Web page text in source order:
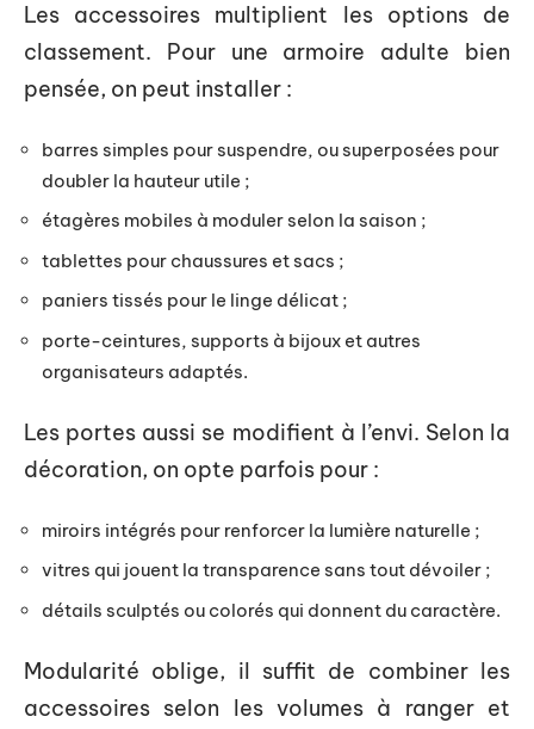
Les accessoires multiplient les options de
classement. Pour une armoire adulte bien
pensée, on peut installer :
barres simples pour suspendre, ou superposées pour
doubler la hauteur utile ;
étagères mobiles à moduler selon la saison ;
tablettes pour chaussures et sacs ;
paniers tissés pour le linge délicat ;
porte-ceintures, supports à bijoux et autres
organisateurs adaptés.
Les portes aussi se modifient à l’envi. Selon la
décoration, on opte parfois pour :
miroirs intégrés pour renforcer la lumière naturelle ;
vitres qui jouent la transparence sans tout dévoiler ;
détails sculptés ou colorés qui donnent du caractère.
Modularité oblige, il suffit de combiner les
accessoires selon les volumes à ranger et